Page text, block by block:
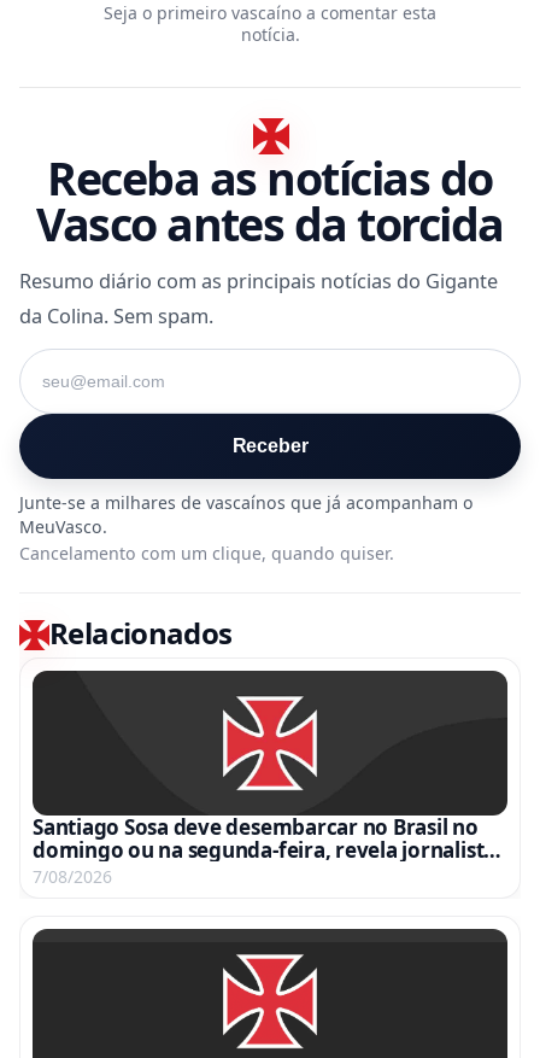
Seja o primeiro vascaíno a comentar esta
notícia.
Receba as notícias do
Vasco antes da torcida
Resumo diário com as principais notícias do Gigante
da Colina. Sem spam.
Seu e-mail
Receber
Cancelamento com um clique, quando quiser.
Relacionados
Santiago Sosa deve desembarcar no Brasil no
domingo ou na segunda-feira, revela jornalista
argentino
7/08/2026